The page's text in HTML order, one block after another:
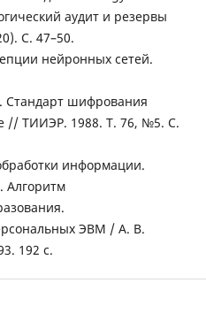
аудит и резервы
С. 47–50.
нейронных сетей.
Стандарт шифрования
// ТИИЭР. 1988. Т. 76, №5. С.
информации.
Алгоритм
ЭВМ / А. В.
192 с.